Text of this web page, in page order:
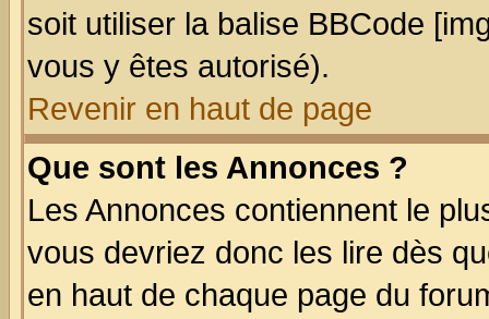
soit utiliser la balise BBCode
vous y êtes autorisé).
Revenir en haut de page
Que sont les Annonces ?
Les Annonces contiennent le
vous devriez donc les lire dès
en haut de chaque page du